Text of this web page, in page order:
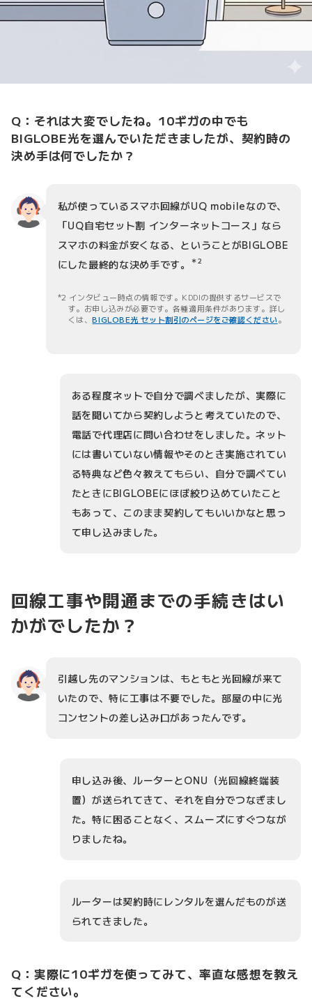
Q：それは大変でしたね。10ギガの中でも
BIGLOBE光を選んでいただきましたが、契約時の
決め手は何でしたか？
私が使っているスマホ回線がUQ mobileなので、
「UQ自宅セット割 インターネットコース」なら
スマホの料金が安くなる、ということがBIGLOBE
にした最終的な決め手です。
＊2
2 インタビュー時点の情報です。KDDIの提供するサービスで
す。お申し込みが必要です。各種適用条件があります。詳し
くは、BIGLOBE光 セット割引のページをご確認ください。
ある程度ネットで自分で調べましたが、実際に
話を聞いてから契約しようと考えていたので、
電話で代理店に問い合わせをしました。ネット
には書いていない情報やそのとき実施されてい
る特典など色々教えてもらい、自分で調べてい
たときにBIGLOBEにほぼ絞り込めていたこと
もあって、このまま契約してもいいかなと思っ
て申し込みました。
回線工事や開通までの手続きはい
かがでしたか？
引越し先のマンションは、もともと光回線が来て
いたので、特に工事は不要でした。部屋の中に光
コンセントの差し込み口があったんです。
申し込み後、ルーターとONU（光回線終端装
置）が送られてきて、それを自分でつなぎまし
た。特に困ることなく、スムーズにすぐつなが
りましたね。
ルーターは契約時にレンタルを選んだものが送
られてきました。
Q：実際に10ギガを使ってみて、率直な感想を教え
てください。